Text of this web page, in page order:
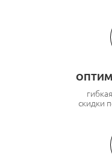
скидки